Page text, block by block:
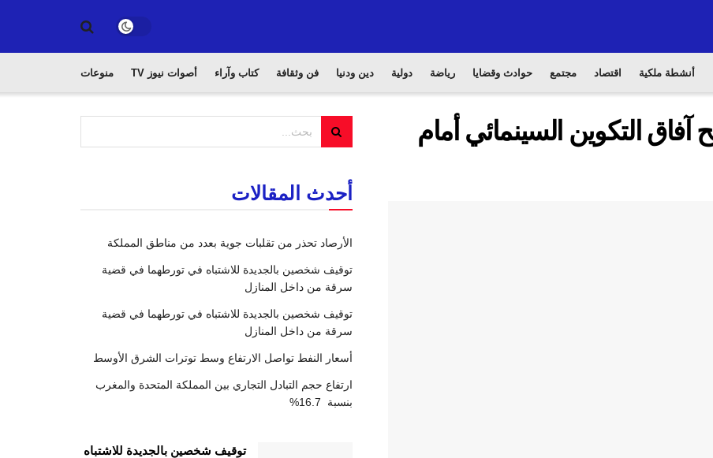
أنشطة ملكية اقتصاد مجتمع حوادث وقضايا رياضة دولية دين ودنيا فن وثقافة كتاب وآراء أصوات نيوز TV منوعات
آفاق التكوين السينمائي أمام
أحدث المقالات
الأرصاد تحذر من تقلبات جوية بعدد من مناطق المملكة
توقيف شخصين بالجديدة للاشتباه في تورطهما في قضية
سرقة من داخل المنازل
توقيف شخصين بالجديدة للاشتباه في تورطهما في قضية
سرقة من داخل المنازل
أسعار النفط تواصل الارتفاع وسط توترات الشرق الأوسط
ارتفاع حجم التبادل التجاري بين المملكة المتحدة والمغرب
بنسبة 16.7%
توقيف شخصين بالجديدة للاشتباه